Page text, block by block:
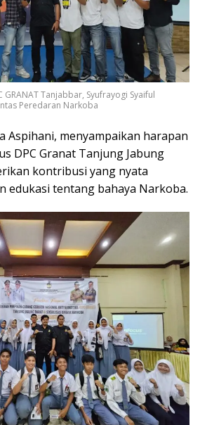
GRANAT Tanjabbar, Syufrayogi Syaiful
Peredaran Narkoba
Aspihani, menyampaikan harapan
DPC Granat Tanjung Jabung
kontribusi yang nyata
edukasi tentang bahaya Narkoba.